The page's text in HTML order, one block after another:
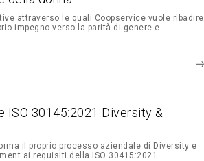
attraverso le quali Coopservice vuole ribadire
impegno verso la parità di genere e
ISO 30145:2021 Diversity &
il proprio processo aziendale di Diversity e
ai requisiti della ISO 30415:2021